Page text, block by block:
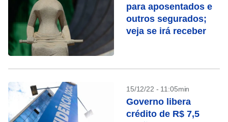
para aposentados e
outros segurados;
veja se irá receber
15/12/22 - 11:05min
Governo libera
crédito de R$ 7,5